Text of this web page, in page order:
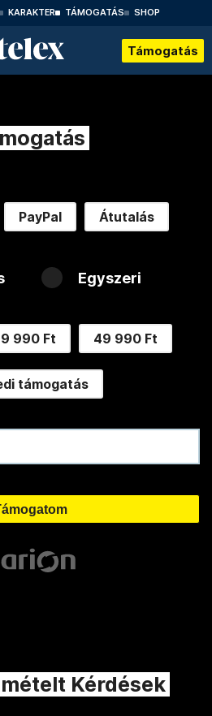
KARAKTER TÁMOGATÁS SHOP
Támogatás
PayPal Átutalás
Egyszeri
990 Ft 49 990 Ft
támogatás
Kérdések